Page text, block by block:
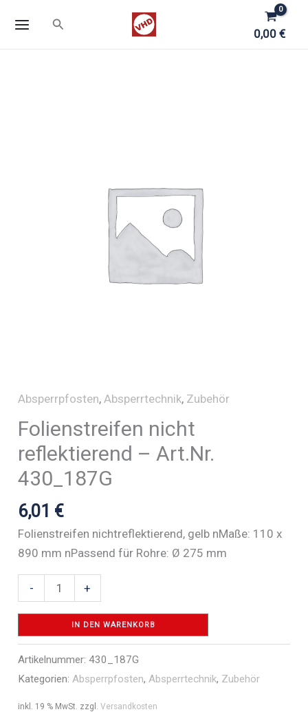
Inhalt
Suchen
0,00€
Absperrpfosten,Absperrtechnik, Zubehör
Folienstreifen nicht
reflektierend – Art.Nr.
430_187G
6,01 €
Folienstreifen nichtreflektierend, gelb nMaße: 110 x
890 mm nPassend für Rohre: Ø 275 mm
-
Folienstreifen
nicht
reflektierend
-
Art.Nr.
430_187G
+
IN DEN WARENKORB
Artikelnummer:430_187G
Kategorien:Absperrpfosten,Absperrtechnik, Zubehör
inkl. 19 % MwSt. zzgl.Versandkosten